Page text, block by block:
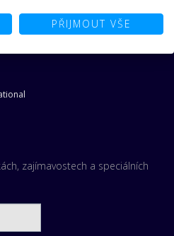
zajímavostech a speciálních
PŘIJMOUT VŠE